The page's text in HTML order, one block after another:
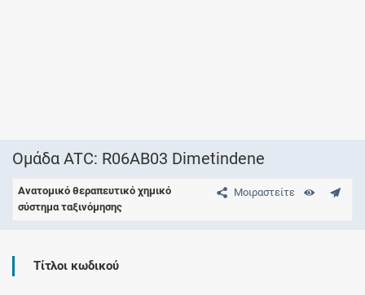
Ομάδα ATC: R06AB03 Dimetindene
Μοιραστείτε
Ανατομικό θεραπευτικό χημικό
σύστημα ταξινόμησης
Τίτλοι κωδικού